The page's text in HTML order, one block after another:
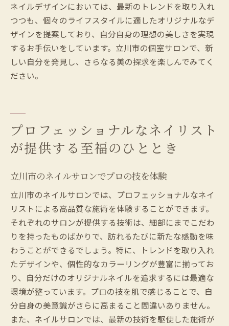
ネイルデザインにおいては、最新のトレンドを取り入れ
つつも、個々のライフスタイルに適したオリジナルなデ
ザインを提案しており、自分自身の理想の美しさを実現
するお手伝いをしています。立川市の個室サロンで、新
しい自分を発見し、さらなる美の探求を楽しんでみてく
ださい。
プロフェッショナルなネイリスト
が提供する至福のひととき
立川市のネイルサロンでプロの技を体験
立川市のネイルサロンでは、プロフェッショナルなネイ
リストによる高品質な施術を体験することができます。
それぞれのサロンが提供する技術は、細部にまでこだわ
りを持ったものばかりで、訪れるたびに新たな感動を味
わうことができるでしょう。特に、トレンドを取り入れ
たデザインや、個性的なカラーリングが豊富に揃ってお
り、自分だけのオリジナルネイルを追求するには最適な
環境が整っています。プロの技を肌で感じることで、自
分自身の美意識がさらに高まること間違いありません。
また、ネイルサロンでは、最新の技術を駆使した施術が